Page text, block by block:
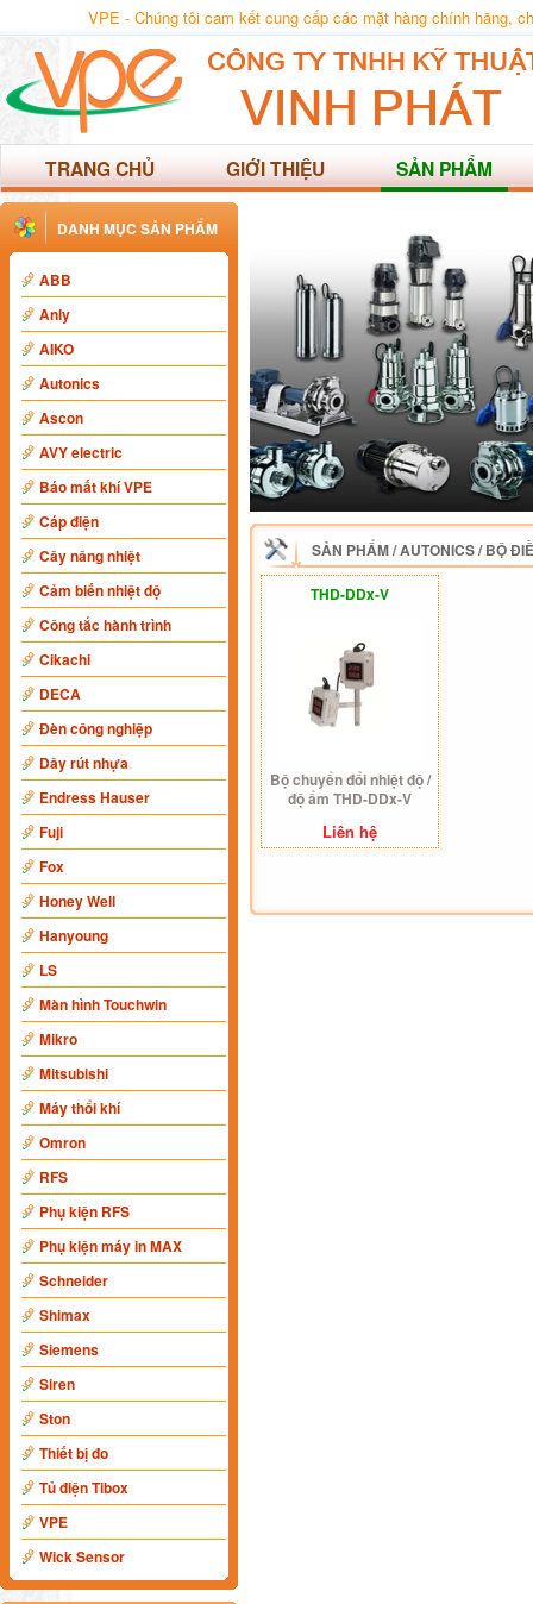
VPE - Chúng tôi cam kết cung cấp các mặt hàng chính hãng,
TRANG CHỦ GIỚI THIỆU SẢN PHẨM
DANH MỤC SẢN PHẨM
ABB
Anly
AIKO
Autonics
Ascon
AVY electric
Báo mất khí VPE
Cáp điện
Cây nâng nhiệt
Cảm biến nhiệt độ
Công tắc hành trình
Cikachi
DECA
Đèn công nghiệp
Dây rút nhựa
Endress Hauser
Fuji
Fox
Honey Well
Hanyoung
LS
Màn hình Touchwin
Mikro
Mitsubishi
Máy thổi khí
Omron
RFS
Phụ kiện RFS
Phụ kiện máy in MAX
Schneider
Shimax
Siemens
Siren
Ston
Thiết bị đo
Tủ điện Tibox
VPE
Wick Sensor
SẢN PHẨM/AUTONICS/BỘ
THD-DDx-V
Bộ chuyển đổi nhiệt độ /
độ ẩm THD-DDx-V
Liên hệ